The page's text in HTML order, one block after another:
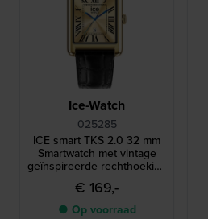
Ice-Watch
025285
ICE smart TKS 2.0 32 mm
Smartwatch met vintage
geïnspireerde rechthoekige
kast en 1,41" Amoled
touchscreen
€ 169,-
● Op voorraad